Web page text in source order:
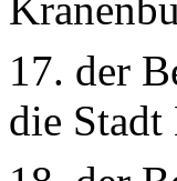
17. der
die